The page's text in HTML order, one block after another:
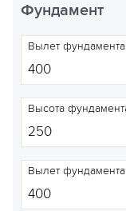
Фундамент
Вылет
Высота
Вылет